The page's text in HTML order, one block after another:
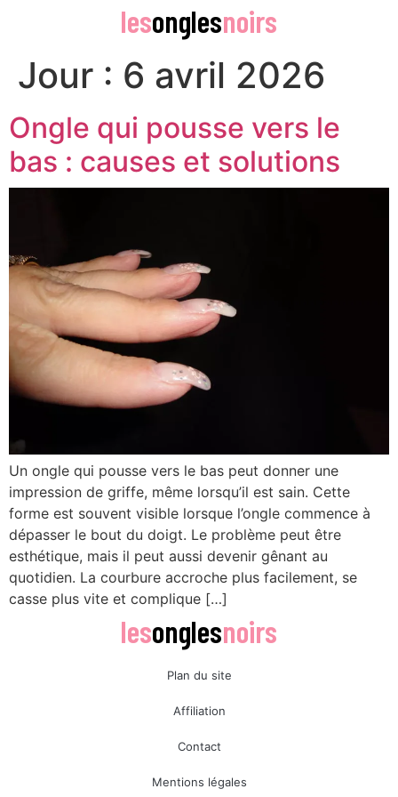
lesonglesnoirs
Jour : 6 avril 2026
Ongle qui pousse vers le
bas : causes et solutions
Un ongle qui pousse vers le bas peut donner une
impression de griffe, même lorsqu’il est sain. Cette
forme est souvent visible lorsque l’ongle commence à
dépasser le bout du doigt. Le problème peut être
esthétique, mais il peut aussi devenir gênant au
quotidien. La courbure accroche plus facilement, se
casse plus vite et complique […]
lesonglesnoirs
Plan du site
Affiliation
Contact
Mentions légales